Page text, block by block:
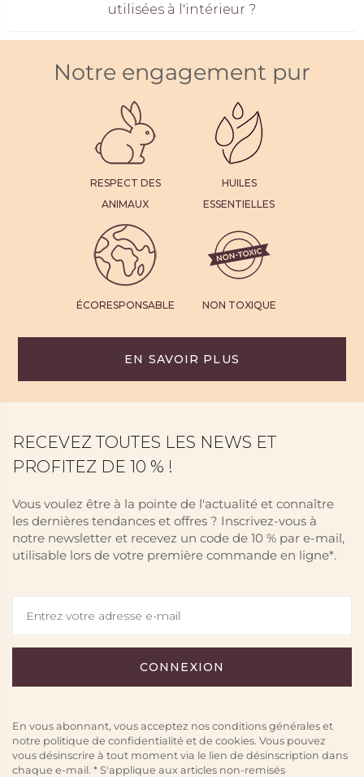
utilisées à l'intérieur ?
Notre engagement pur
RESPECT DES
ANIMAUX
HUILES
ESSENTIELLES
ÉCORESPONSABLE NON TOXIQUE
EN SAVOIR PLUS
RECEVEZ TOUTES LES NEWS ET
PROFITEZ DE 10 % !
Vous voulez être à la pointe de l'actualité et connaître
les dernières tendances et offres ? Inscrivez-vous à
notre newsletter et recevez un code de 10 % par e-mail,
utilisable lors de votre première commande en ligne*.
En vous abonnant, vous acceptez nos conditions générales et
notre politique de confidentialité et de cookies. Vous pouvez
vous désinscrire à tout moment via le lien de désinscription dans
chaque e-mail. * S'applique aux articles non-remisés